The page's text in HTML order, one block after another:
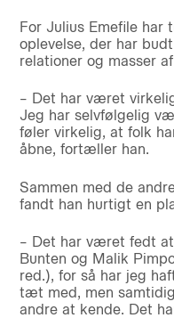
For Julius Emefile
oplevelse, der har
relationer og masser
– Det har været
Jeg har selvfølgelig
føler virkelig, at folk
åbne, fortæller han.
Sammen med de
fandt han hurtigt en
– Det har været fedt
Bunten og Malik
red.), for så har jeg
tæt med, men
andre at kende. Det